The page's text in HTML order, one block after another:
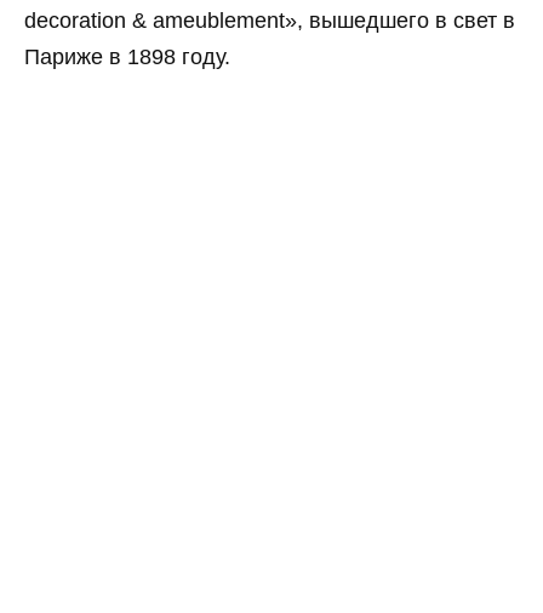
decoration & ameublement», вышедшего в свет в
Париже в 1898 году.